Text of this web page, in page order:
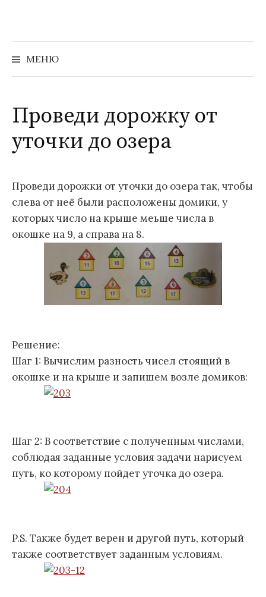
содержимому
МЕНЮ
Найти:
Проведи дорожку от
уточки до озера
Проведи дорожки от уточки до озера так, чтобы
слева от неё были расположены домики, у
которых число на крыше меьше числа в
окошке на 9, а справа на 8.
Решение:
Шаг 1: Вычислим разность чисел стоящий в
окошке и на крыше и запишем возле домиков:
Шаг 2: В соответствие с полученным числами,
соблюдая заданные условия задачи нарисуем
путь, ко которому пойдет уточка до озера.
P.S. Также будет верен и другой путь, который
также соответствует заданным условиям.